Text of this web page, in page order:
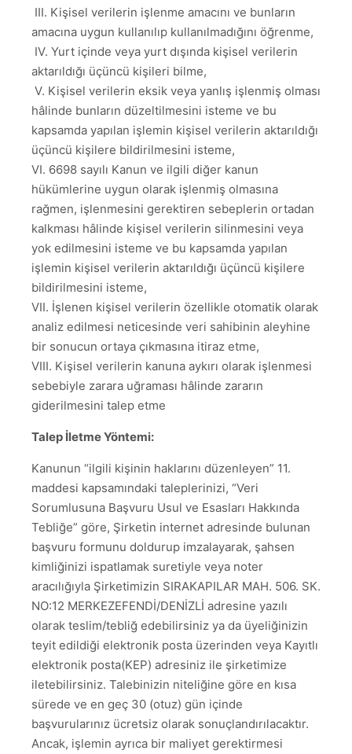
III. Kişisel verilerin işlenme amacını ve bunların
amacına uygun kullanılıp kullanılmadığını öğrenme,
IV. Yurt içinde veya yurt dışında kişisel verilerin
aktarıldığı üçüncü kişileri bilme,
V. Kişisel verilerin eksik veya yanlış işlenmiş olması
hâlinde bunların düzeltilmesini isteme ve bu
kapsamda yapılan işlemin kişisel verilerin aktarıldığı
üçüncü kişilere bildirilmesini isteme,
VI. 6698 sayılı Kanun ve ilgili diğer kanun
hükümlerine uygun olarak işlenmiş olmasına
rağmen, işlenmesini gerektiren sebeplerin ortadan
kalkması hâlinde kişisel verilerin silinmesini veya
yok edilmesini isteme ve bu kapsamda yapılan
işlemin kişisel verilerin aktarıldığı üçüncü kişilere
bildirilmesini isteme,
VII. İşlenen kişisel verilerin özellikle otomatik olarak
analiz edilmesi neticesinde veri sahibinin aleyhine
bir sonucun ortaya çıkmasına itiraz etme,
VIII. Kişisel verilerin kanuna aykırı olarak işlenmesi
sebebiyle zarara uğraması hâlinde zararın
giderilmesini talep etme
Talep İletme Yöntemi:
Kanunun “ilgili kişinin haklarını düzenleyen” 11.
maddesi kapsamındaki taleplerinizi, “Veri
Sorumlusuna Başvuru Usul ve Esasları Hakkında
Tebliğe” göre, Şirketin internet adresinde bulunan
başvuru formunu doldurup imzalayarak, şahsen
kimliğinizi ispatlamak suretiyle veya noter
aracılığıyla Şirketimizin SIRAKAPILAR MAH. 506. SK.
NO:12 MERKEZEFENDİ/DENİZLİ adresine yazılı
olarak teslim/tebliğ edebilirsiniz ya da üyeliğinizin
teyit edildiği elektronik posta üzerinden veya Kayıtlı
elektronik posta(KEP) adresiniz ile şirketimize
iletebilirsiniz. Talebinizin niteliğine göre en kısa
sürede ve en geç 30 (otuz) gün içinde
başvurularınız ücretsiz olarak sonuçlandırılacaktır.
Ancak, işlemin ayrıca bir maliyet gerektirmesi